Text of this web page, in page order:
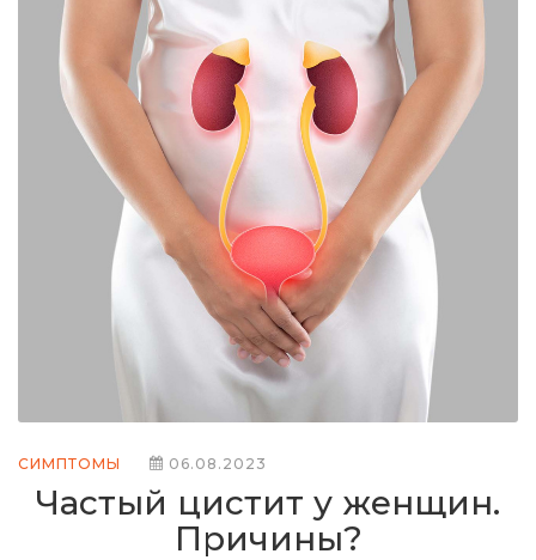
СИМПТОМЫ 06.08.2023
Частый цистит у женщин.
Причины?